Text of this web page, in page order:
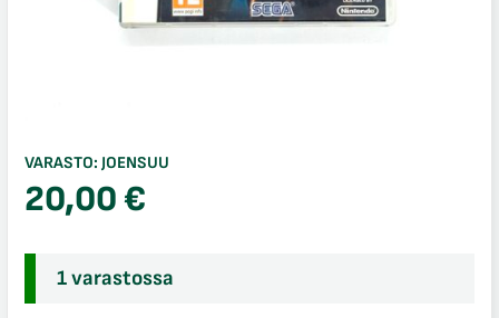
VARASTO: JOENSUU
20,00€
1 varastossa